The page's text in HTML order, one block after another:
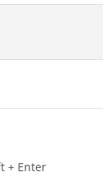
+ Enter